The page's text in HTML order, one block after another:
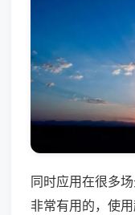
同时应用在很多
非常有用的，使